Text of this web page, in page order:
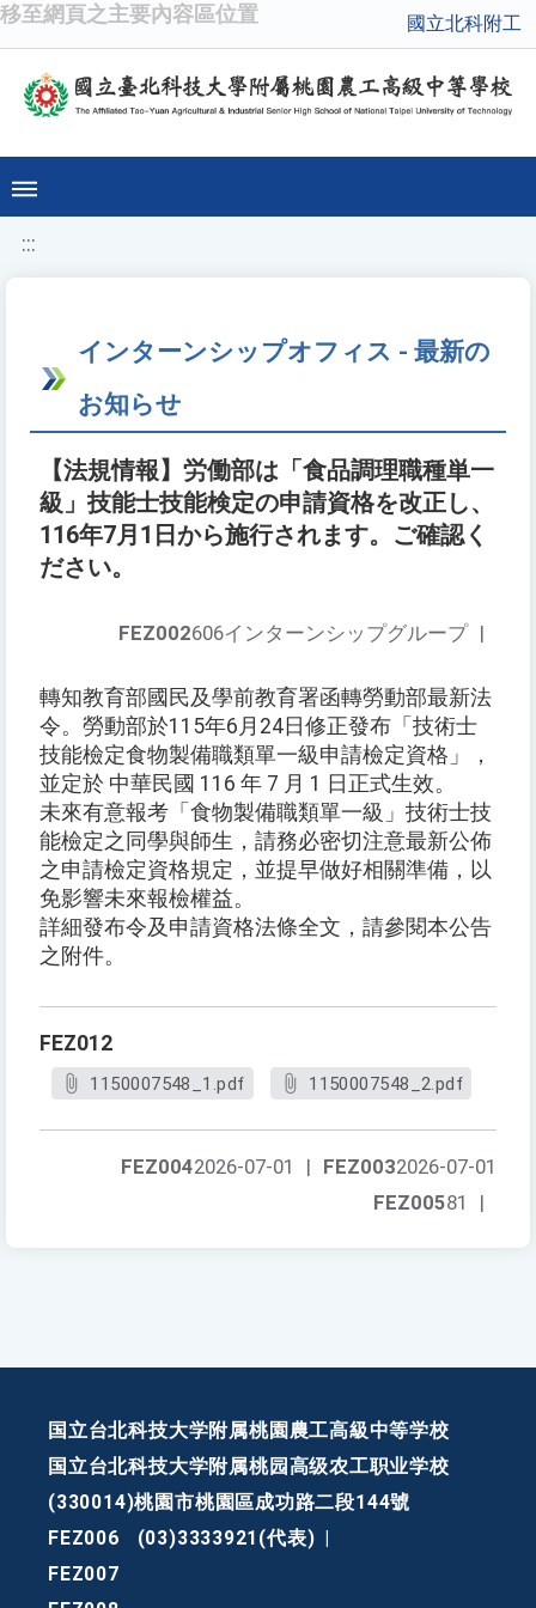
移至網頁之主要內容區位置 國立北科附工
:::
インターンシップオフィス - 最新の
お知らせ
【法規情報】労働部は「食品調理職種単一
級」技能士技能検定の申請資格を改正し、
116年7月1日から施行されます。ご確認く
ださい。
FEZ002606インターンシップグループ |
轉知教育部國民及學前教育署函轉勞動部最新法
令。勞動部於115年6月24日修正發布「技術士
技能檢定食物製備職類單一級申請檢定資格」，
並定於 中華民國 116 年 7 月 1 日正式生效。
未來有意報考「食物製備職類單一級」技術士技
能檢定之同學與師生，請務必密切注意最新公佈
之申請檢定資格規定，並提早做好相關準備，以
免影響未來報檢權益。
詳細發布令及申請資格法條全文，請參閱本公告
之附件。
FEZ012
1150007548_1.pdf 1150007548_2.pdf
FEZ0032026-07-01
FEZ0042026-07-01
|
FEZ00581 |
国立台北科技大学附属桃園農工高級中等学校
国立台北科技大学附属桃园高级农工职业学校
(330014)桃園市桃園區成功路二段144號
FEZ006
(03)3333921(代表)
FEZ007